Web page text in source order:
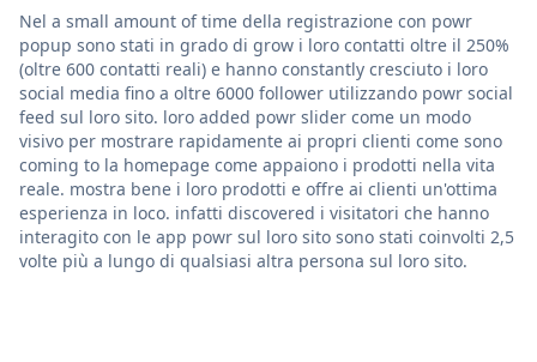
Nel a small amount of time della registrazione con powr
popup sono stati in grado di grow i loro contatti oltre il 250%
(oltre 600 contatti reali) e hanno constantly cresciuto i loro
social media fino a oltre 6000 follower utilizzando powr social
feed sul loro sito. loro added powr slider come un modo
visivo per mostrare rapidamente ai propri clienti come sono
coming to la homepage come appaiono i prodotti nella vita
reale. mostra bene i loro prodotti e offre ai clienti un'ottima
esperienza in loco. infatti discovered i visitatori che hanno
interagito con le app powr sul loro sito sono stati coinvolti 2,5
volte più a lungo di qualsiasi altra persona sul loro sito.